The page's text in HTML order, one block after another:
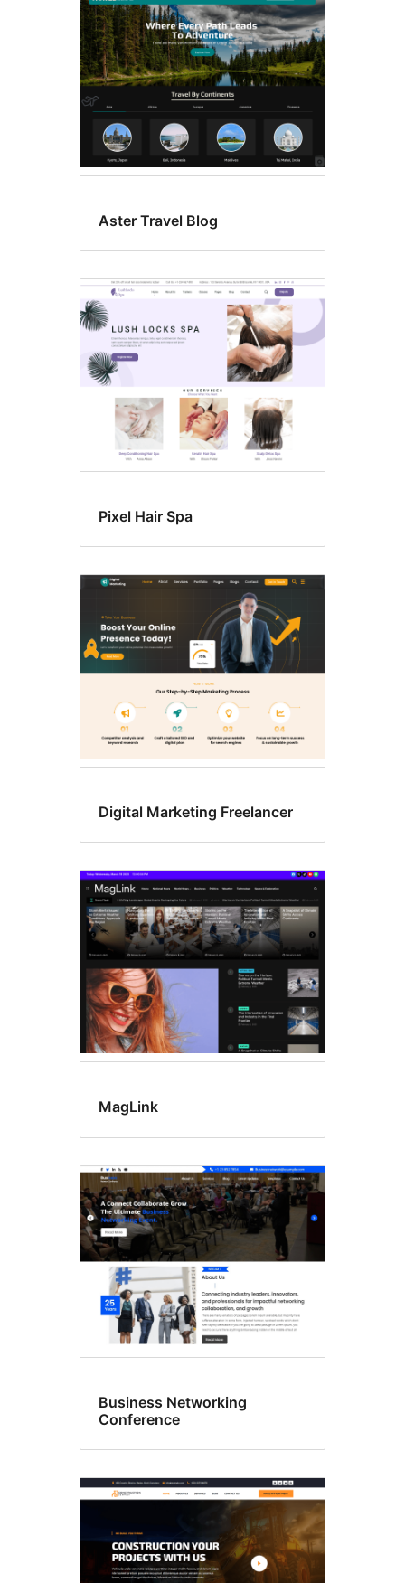
Aster Travel Blog
Pixel Hair Spa
Digital Marketing Freelancer
MagLink
Business Networking
Conference